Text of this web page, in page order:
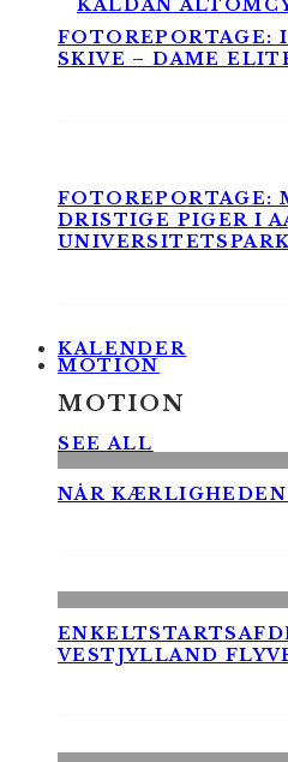
FOTOREPORTAGE:
SKIVE – DAME
FOTOREPORTAGE:
DRISTIGE PIGER I
UNIVERSITETSPARK
KALENDER
MOTION
MOTION
SEE ALL
NÅR KÆRLIGHEDEN
VESTJYLLAND